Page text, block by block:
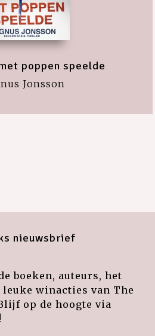
poppen speelde
Jonsson
nieuwsbrief
boeken, auteurs, het
winacties van The
op de hoogte via